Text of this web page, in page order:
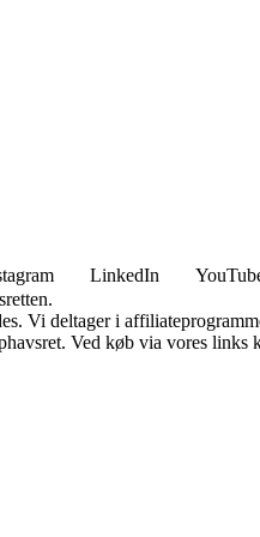
LinkedIn
Vi deltager i
Ved køb via vores